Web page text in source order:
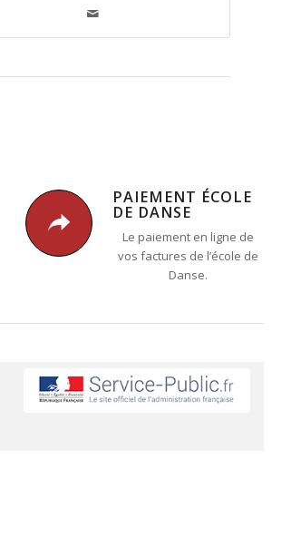
PAIEMENT ÉCOLE
DE DANSE
Le paiement en ligne de
vos factures de l’école de
Danse.